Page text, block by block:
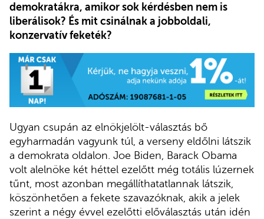
demokratákra, amikor sok kérdésben nem is
liberálisok? És mit csinálnak a jobboldali,
konzervatív feketék?
Ugyan csupán az elnökjelölt-választás bő
egyharmadán vagyunk túl, a verseny eldőlni látszik
a demokrata oldalon. Joe Biden, Barack Obama
volt alelnöke két héttel ezelőtt még totális lúzernek
tűnt, most azonban megállíthatatlannak látszik,
köszönhetően a fekete szavazóknak, akik a jelek
szerint a négy évvel ezelőtti előválasztás után idén